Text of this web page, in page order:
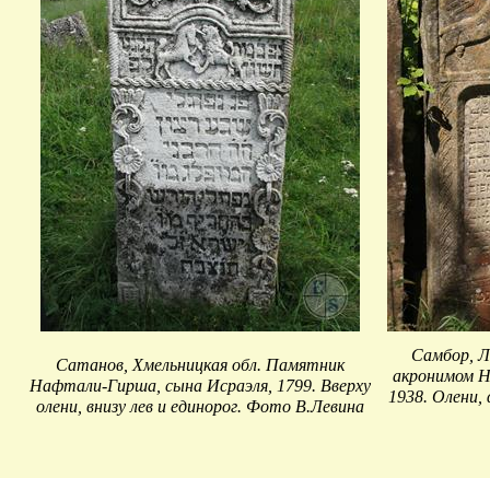
Сатанов, Хмельницкая обл. Памятник
Нафтали-Гирша, сына Исраэля, 1799. Вверху
олени, внизу лев и единорог. Фото В.Левина
Самбор,
акронимом
1938.